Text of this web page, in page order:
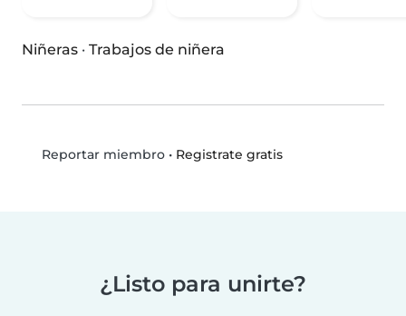
Niñeras · Trabajos de niñera
Reportar miembro• Registrate gratis
¿Listo para unirte?